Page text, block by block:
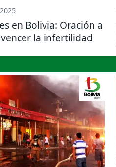
en Bolivia: Oración a
la infertilidad